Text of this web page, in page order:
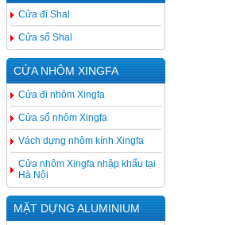
Cửa đi Shal
Cửa sổ Shal
CỬA NHÔM XINGFA
Cửa đi nhôm Xingfa
Cửa sổ nhôm Xingfa
Vách dựng nhôm kính Xingfa
Cửa nhôm Xingfa nhập khẩu tại
Hà Nội
MẶT DỰNG ALUMINIUM